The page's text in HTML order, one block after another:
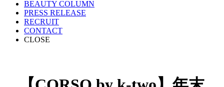
BEAUTY COLUMN
PRESS RELEASE
RECRUIT
CONTACT
CLOSE